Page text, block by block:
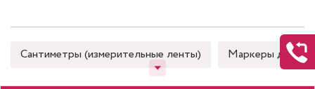
Сантиметры (измерительные ленты) Маркеры для